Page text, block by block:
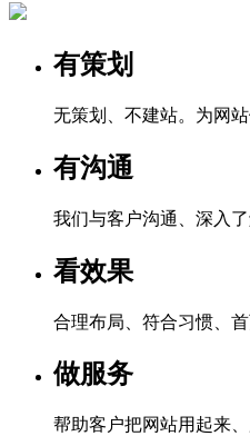
有策划
无策划、不建站。为网
有沟通
我们与客户沟通、深入
看效果
合理布局、符合习惯、
做服务
帮助客户把网站用起来